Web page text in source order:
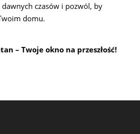
czasów i pozwól, by
domu.
– Twoje okno na przeszłość!